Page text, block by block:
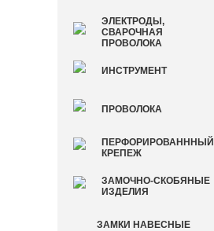
ЭЛЕКТРОДЫ,
СВАРОЧНАЯ
ПРОВОЛОКА
ИНСТРУМЕНТ
ПРОВОЛОКА
ПЕРФОРИРОВАНННЫЙ
КРЕПЕЖ
ЗАМОЧНО-СКОБЯНЫЕ
ИЗДЕЛИЯ
ЗАМКИ НАВЕСНЫЕ